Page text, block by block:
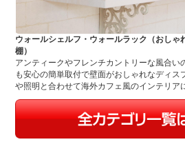
ウォールシェルフ・ウォールラック（おしゃ
棚）
アンティークやフレンチカントリーな風合い
も安心の簡単取付で壁面がおしゃれなディス
や照明と合わせて海外カフェ風のインテリア